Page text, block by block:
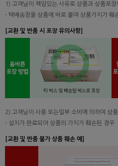
1) 고객님이 책임있는 사유로 상품과 상품포
- 택배송장을 상품에 바로 붙여 상품가치가 훼
[교환 및 반품 시 포장 유의사항]
2) 고객님이 사용 또는일부 소비에 의하여 상
- 설치가 완료되어 상품의 가치가 훼손된 경우
[교환 및 반품 불가 상품 훼손 예]